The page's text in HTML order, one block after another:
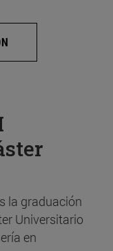
la graduación
Universitario
en